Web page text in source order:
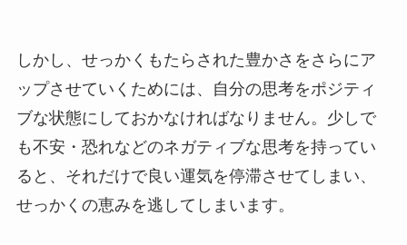
しかし、せっかくもたらされた豊かさをさらにア
ップさせていくためには、自分の思考をポジティ
ブな状態にしておかなければなりません。少しで
も不安・恐れなどのネガティブな思考を持ってい
ると、それだけで良い運気を停滞させてしまい、
せっかくの恵みを逃してしまいます。